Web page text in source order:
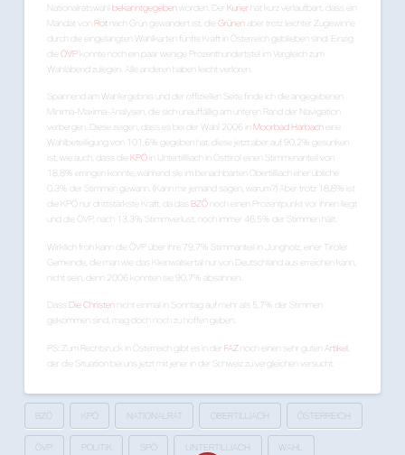
Nationalratswahl bekanntgegebenworden. Der Kurierhat kurz verlautbart, dass ein
Mandat von Rotnach Grün gewandert ist, die Grünenaber trotz leichter Zugewinne
durch die eingelangten Wahlkarten fünfte Kraft in Österreich geblieben sind. Einzig
die ÖVPkonnte noch ein paar wenige Prozenthundertstel im Vergleich zum
Wahlabend zulegen. Alle anderen haben leicht verloren.
Spannend am Wahlergebnis und der offiziellen Seite finde ich die angegebenen
Minima-Maxima-Analysen, die sich unauffällig am unteren Rand der Navigation
verbergen. Diese zeigen, dass es bei der Wahl 2006 in Moorbad Harbacheine
Wahlbeteiligung von 101,6% gegeben hat, diese jetzt aber auf 90,2% gesunken
ist, wie auch, dass die KPÖin Untertillliach in Osttirol einen Stimmenanteil von
18,8% erringen konnte, während sie im benachbarten Obertilliach eher übliche
0,3% der Stimmen gewann. (Kann mir jemand sagen, warum?) Aber trotz 18,8% ist
die KPÖ nur drittstärkste Kraft, da das BZÖnoch einen Prozentpunkt vor ihnen liegt
und die ÖVP, nach 13,3% Stimmverlust, noch immer 46,5% der Stimmen hält.
Wirklich froh kann die ÖVP über ihre 79,7% Stimmanteil in Jungholz, einer Tiroler
Gemeinde, die man wie das Kleinwalsertal nur von Deutschland aus erreichen kann,
nicht sein, denn 2006 konnten sie 90,7% absahnen.
Dass Die Christennicht einmal in Sonntag auf mehr als 5,7% der Stimmen
gekommen sind, mag doch noch zu hoffen geben.
PS: Zum Rechtsruck in Österreich gibt es in der FAZnoch einen sehr guten Artikel,
der die Situation bei uns jetzt mit jener in der Schweiz zu vergleichen versucht.
BZÖ KPÖ NATIONALRAT OBERTILLIACH ÖSTERREICH
ÖVP POLITIK SPÖ UNTERTILLIACH WAHL